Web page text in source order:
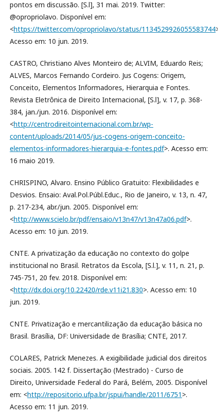
pontos em discussão. [S.l], 31 mai. 2019. Twitter:
@opropriolavo. Disponível em:
<https://twitter.com/opropriolavo/status/1134529926055583744
Acesso em: 10 jun. 2019.
CASTRO, Christiano Alves Monteiro de; ALVIM, Eduardo Reis;
ALVES, Marcos Fernando Cordeiro. Jus Cogens: Origem,
Conceito, Elementos Informadores, Hierarquia e Fontes.
Revista Eletrônica de Direito Internacional, [S.l], v. 17, p. 368-
384, jan./jun. 2016. Disponível em:
<http://centrodireitointernacional.com.br/wp-
content/uploads/2014/05/jus-cogens-origem-conceito-
elementos-informadores-hierarquia-e-fontes.pdf>. Acesso em:
16 maio 2019.
CHRISPINO, Alvaro. Ensino Público Gratuito: Flexibilidades e
Desvios. Ensaio: Aval.Pol.Públ.Educ., Rio de Janeiro, v. 13, n. 47,
p. 217-234, abr./jun. 2005. Disponível em:
<http://www.scielo.br/pdf/ensaio/v13n47/v13n47a06.pdf>.
Acesso em: 10 jun. 2019.
CNTE. A privatização da educação no contexto do golpe
institucional no Brasil. Retratos da Escola, [S.l.], v. 11, n. 21, p.
745-751, 20 fev. 2018. Disponível em:
<http://dx.doi.org/10.22420/rde.v11i21.830>. Acesso em: 10
jun. 2019.
CNTE. Privatização e mercantilização da educação básica no
Brasil. Brasília, DF: Universidade de Brasília; CNTE, 2017.
COLARES, Patrick Menezes. A exigibilidade judicial dos direitos
sociais. 2005. 142 f. Dissertação (Mestrado) - Curso de
Direito, Universidade Federal do Pará, Belém, 2005. Disponível
em: <http://repositorio.ufpa.br/jspui/handle/2011/6751 >.
Acesso em: 11 jun. 2019.